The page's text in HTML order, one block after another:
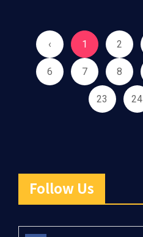
‹ 1 2
6 7 8
23 24
Follow Us